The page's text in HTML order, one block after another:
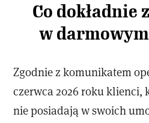
Co dokładnie
w
Zgodnie z komunikatem
czerwca 2026 roku klienci,
nie posiadają w swoich